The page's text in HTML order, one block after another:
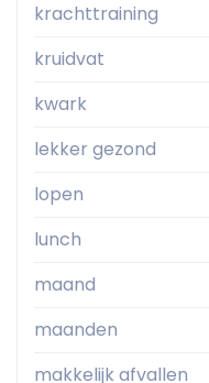
krachttraining
kruidvat
kwark
lekker gezond
lopen
lunch
maand
maanden
makkelijk afvallen